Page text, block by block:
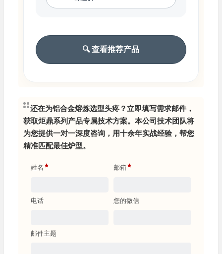
🔍 查看推荐产品
还在为铝合金熔炼选型头疼？立即填写需求邮件，
获取炬鼎系列产品专属技术方案。本公司技术团队将
为您提供一对一深度咨询，用十余年实战经验，帮您
精准匹配最佳炉型。
姓名 邮箱
电话 您的微信
邮件主题